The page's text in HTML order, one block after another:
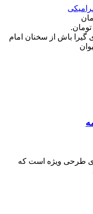
تومان
گیرا باش از سخنان امام
طرحی ویژه است که